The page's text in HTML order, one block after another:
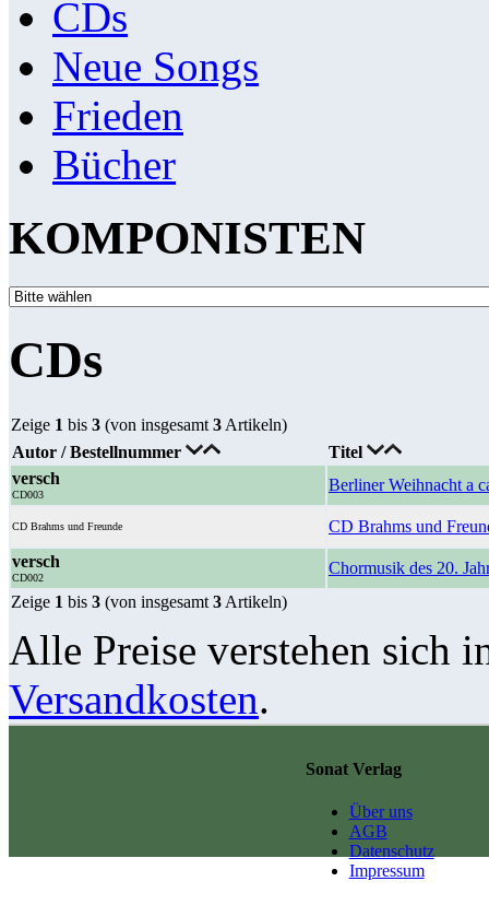
CDs
Neue Songs
Frieden
Bücher
KOMPONISTEN
CDs
Zeige 1 bis 3 (von insgesamt 3 Artikeln)
Autor / Bestellnummer
Titel
versch
CD003
Berliner Weihnacht a
CD Brahms und Freunde
CD Brahms und
versch
CD002
Chormusik des 20.
Zeige 1 bis 3 (von insgesamt 3 Artikeln)
Alle Preise verstehen sich
Versandkosten.
Sonat Verlag
Über uns
AGB
Datenschutz
Impressum